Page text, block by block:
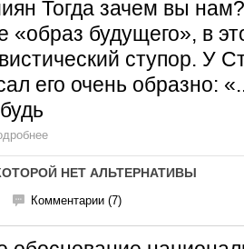
Тогда зачем вы
«образ будущего», в
ступор. У
его очень образно:
НЕТ АЛЬТЕРНАТИВЫ
Комментарии (7)